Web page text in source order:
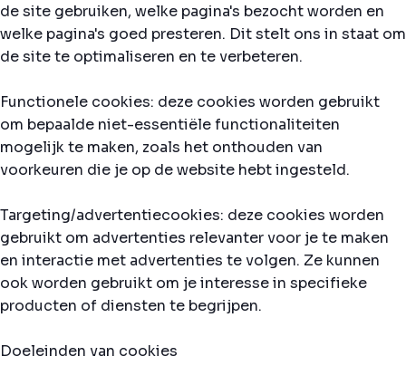
de site gebruiken, welke pagina's bezocht worden en
welke pagina's goed presteren. Dit stelt ons in staat om
de site te optimaliseren en te verbeteren.
Functionele cookies: deze cookies worden gebruikt
om bepaalde niet-essentiële functionaliteiten
mogelijk te maken, zoals het onthouden van
voorkeuren die je op de website hebt ingesteld.
Targeting/advertentiecookies: deze cookies worden
gebruikt om advertenties relevanter voor je te maken
en interactie met advertenties te volgen. Ze kunnen
ook worden gebruikt om je interesse in specifieke
producten of diensten te begrijpen.
Doeleinden van cookies